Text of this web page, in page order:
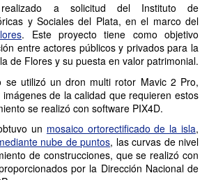
a solicitud del Instituto de
y Sociales del Plata, en el marco del
. Este proyecto tiene como objetivo
entre actores públicos y privados para la
de Flores y su puesta en valor patrimonial.
se utilizó un dron multi rotor Mavic 2 Pro,
de la calidad que requieren estos
se realizó con software PIX4D.
un mosaico ortorectificado de la isla,
nube de puntos, las curvas de nivel
de construcciones, que se realizó con
por la Dirección Nacional de